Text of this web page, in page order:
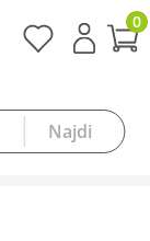
0